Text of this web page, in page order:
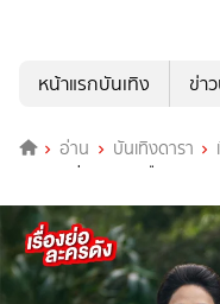
หน้าแรกบันเทิง
ข่า
อ่าน บันเทิงดารา
มนตรา ช่อง 7HD คืนจอ สนุ